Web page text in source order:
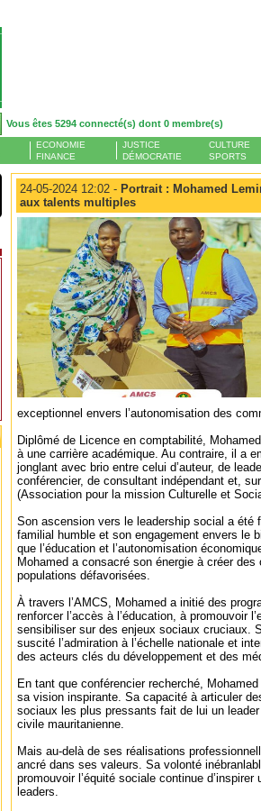
Vous êtes 5294 connecté(s) dont 0 membre(s)
ECONOMIE
FINANCE
JUSTICE
DÉMOCRATIE
CULTURE
SPORTS
24-05-2024 12:02 - Portrait : Mohamed
aux talents multiples
exceptionnel envers l’autonomisation des
Diplômé de Licence en comptabilité,
à une carrière académique. Au contraire, il a
jonglant avec brio entre celui d’auteur, de
conférencier, de consultant indépendant et,
(Association pour la mission Culturelle et
Son ascension vers le leadership social a été
familial humble et son engagement envers le
que l’éducation et l’autonomisation
Mohamed a consacré son énergie à créer
populations défavorisées.
À travers l’AMCS, Mohamed a initié des
renforcer l’accès à l’éducation, à promouvoir
sensibiliser sur des enjeux sociaux cruciaux.
suscité l’admiration à l’échelle nationale et
des acteurs clés du développement et des
En tant que conférencier recherché,
sa vision inspirante. Sa capacité à articuler
sociaux les plus pressants fait de lui un
civile mauritanienne.
Mais au-delà de ses réalisations
ancré dans ses valeurs. Sa volonté
promouvoir l’équité sociale continue
leaders.